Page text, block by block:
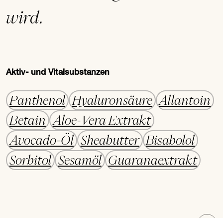
wird.
Aktiv- und Vitalsubstanzen
Panthenol Hyaluronsäure
Allantoin
Betain
Aloe-Vera Extrakt
Avocado-Öl Sheabutter Bisabolol
Sorbitol Sesamöl Guaranaextrakt